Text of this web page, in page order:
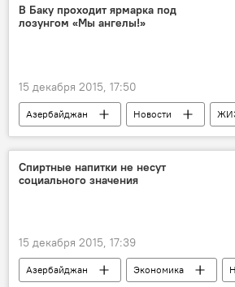
В Баку проходит ярмарка под
лозунгом «Мы ангелы!»
15 декабря 2015, 17:50
Азербайджан Новости
Фото
МУЛЬТИМЕДИА
Спиртные напитки не несут
социального значения
15 декабря 2015, 17:39
Азербайджан Экономика